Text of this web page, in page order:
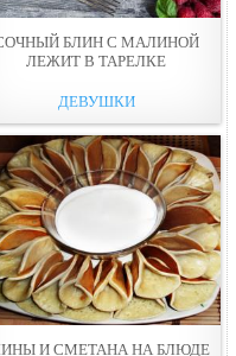
БЛИН С МАЛИНОЙ
ЛЕЖИТ В ТАРЕЛКЕ
ДЕВУШКИ
И СМЕТАНА НА БЛЮДЕ